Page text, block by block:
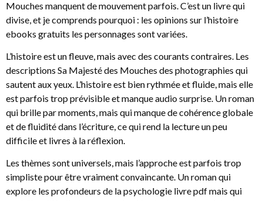
Mouches manquent de mouvement parfois. C’est un livre qui
divise, et je comprends pourquoi : les opinions sur l’histoire
ebooks gratuits les personnages sont variées.
L’histoire est un fleuve, mais avec des courants contraires. Les
descriptions Sa Majesté des Mouches des photographies qui
sautent aux yeux. L’histoire est bien rythmée et fluide, mais elle
est parfois trop prévisible et manque audio surprise. Un roman
qui brille par moments, mais qui manque de cohérence globale
et de fluidité dans l’écriture, ce qui rend la lecture un peu
difficile et livres à la réflexion.
Les thèmes sont universels, mais l’approche est parfois trop
simpliste pour être vraiment convaincante. Un roman qui
explore les profondeurs de la psychologie livre pdf mais qui